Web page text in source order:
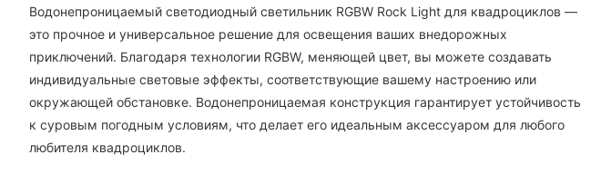
Водонепроницаемый светодиодный светильник RGBW Rock Light для квадроциклов —
это прочное и универсальное решение для освещения ваших внедорожных
приключений. Благодаря технологии RGBW, меняющей цвет, вы можете создавать
индивидуальные световые эффекты, соответствующие вашему настроению или
окружающей обстановке. Водонепроницаемая конструкция гарантирует устойчивость
к суровым погодным условиям, что делает его идеальным аксессуаром для любого
любителя квадроциклов.